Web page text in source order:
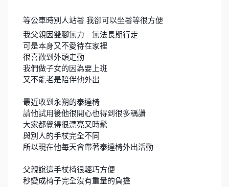
等公車時別人站著 我卻可以坐著等很方便
我父親因雙腳無力 無法長期行走
可是本身又不愛待在家裡
很喜歡到外頭走動
我們做子女的因為要上班
又不能老是陪伴他外出
最近收到永朔的泰達椅
請他試用後他很開心也得到很多稱讚
大家都覺得很漂亮又時髦
與別人的手杖完全不同
所以現在他每天會帶著泰達椅外出活動
父親說這手杖椅很輕巧方便
秒變成椅子完全沒有重量的負擔